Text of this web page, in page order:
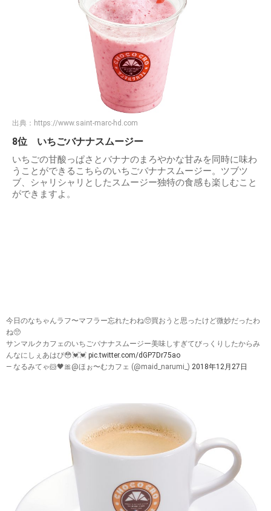
出典： https://www.saint-marc-hd.com
8位 いちごバナナスムージー
いちごの甘酸っぱさとバナナのまろやかな甘みを同時に味わ
うことができるこちらのいちごバナナスムージー。ツブツ
ブ、シャリシャリとしたスムージー独特の食感も楽しむこと
ができますよ。
今日のなちゃんラフ〜マフラー忘れたわね🥺買おうと思ったけど微妙だったわ
ね🥺
サンマルクカフェのいちごバナナスムージー美味しすぎてびっくりしたからみ
んなにしぇあはぴ😳💓💓 pic.twitter.com/dGP7Dr75ao
— なるみてゃ🐹🖤🎀@ほぉ〜むカフェ (@maid_narumi_) 2018年12月27日